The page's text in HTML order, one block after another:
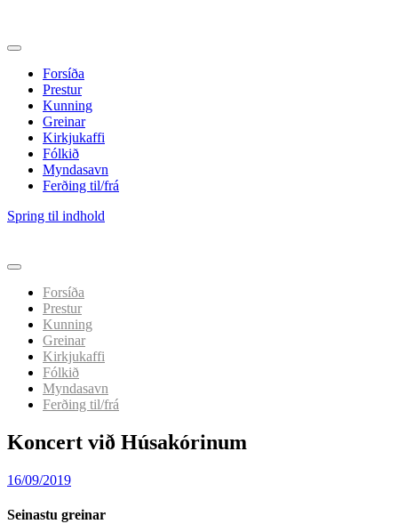
Forsíða
Prestur
Kunning
Greinar
Kirkjukaffi
Fólkið
Myndasavn
Ferðing til/frá
Spring til indhold
Forsíða
Prestur
Kunning
Greinar
Kirkjukaffi
Fólkið
Myndasavn
Ferðing til/frá
Koncert við Húsakórinum
16/09/2019
Seinastu greinar